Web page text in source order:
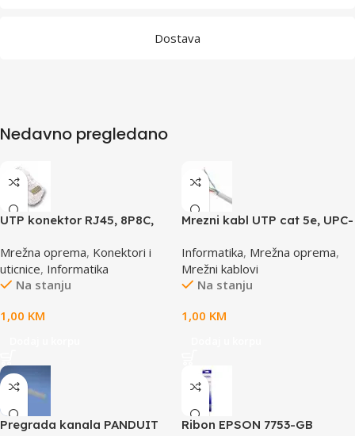
Dostava
Nedavno pregledano
UTP konektor RJ45, 8P8C,
Mrežna oprema, Konektori i
uticnice, Informatika
Na stanju
1,00 KM
Mrezni kabl UTP cat 5e, UPC-
Informatika, Mrežna oprema,
Mrežni kablovi
Na stanju
1,00 KM
Pregrada kanala PANDUIT
Ribon EPSON 7753-GB